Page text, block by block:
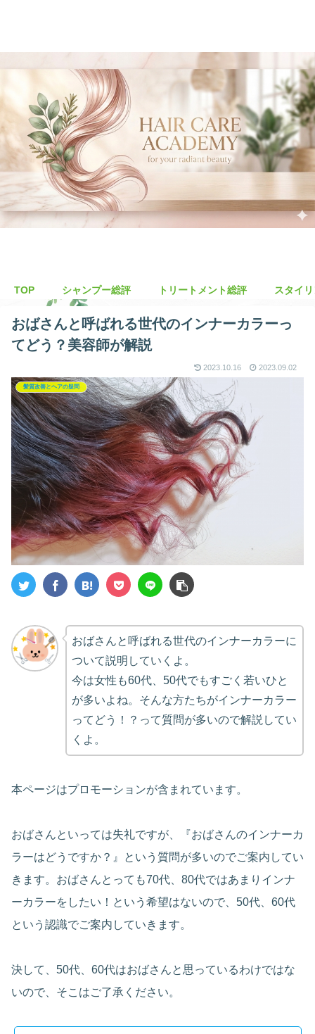
TOP シャンプー総評 トリートメント総評 スタイ
おばさんと呼ばれる世代のインナーカラーっ
てどう？美容師が解説
2023.10.16 2023.09.02
髪質改善とヘアの疑問
おばさんと呼ばれる世代のインナーカラーに
ついて説明していくよ。
今は女性も60代、50代でもすごく若いひと
が多いよね。そんな方たちがインナーカラー
ってどう！？って質問が多いので解説してい
くよ。
本ページはプロモーションが含まれています。
おばさんといっては失礼ですが、『おばさんのインナーカ
ラーはどうですか？』という質問が多いのでご案内してい
きます。おばさんとっても70代、80代ではあまりインナ
ーカラーをしたい！という希望はないので、50代、60代
という認識でご案内していきます。
決して、50代、60代はおばさんと思っているわけではな
いので、そこはご了承ください。